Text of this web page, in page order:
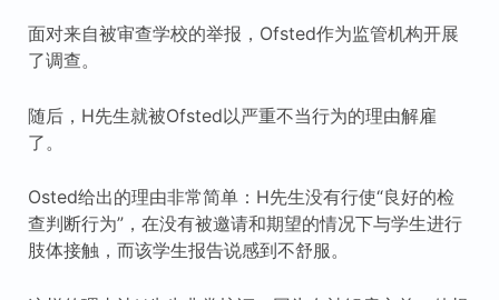
面对来自被审查学校的举报，Ofsted作为监管机构开展
了调查。
随后，H先生就被Ofsted以严重不当行为的理由解雇
了。
Osted给出的理由非常简单：H先生没有行使“良好的检
查判断行为”，在没有被邀请和期望的情况下与学生进行
肢体接触，而该学生报告说感到不舒服。